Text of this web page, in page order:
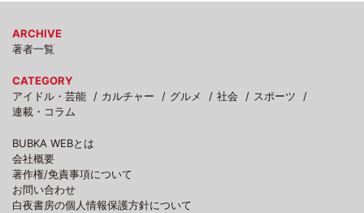
ARCHIVE
著者一覧
CATEGORY
アイドル・芸能
カルチャー グルメ 社会
スポーツ
連載・コラム
BUBKA WEBとは
会社概要
著作権/免責事項について
お問い合わせ
白夜書房の個人情報保護方針について